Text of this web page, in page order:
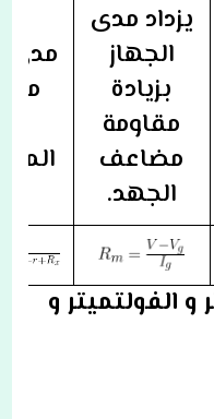
يزداد مدى
الجهاز
بزيادة
مقاومة
مضاعف
الجهد.
مدي
من
و الفولتميتر و